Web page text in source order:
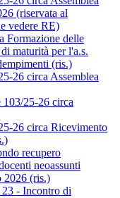
(riservata al
vedere RE)
Formazione delle
maturità per l'a.s.
(ris.)
26 circa Assemblea
25-26 circa
26 circa Ricevimento
recupero
neoassunti
2026 (ris.)
- Incontro di